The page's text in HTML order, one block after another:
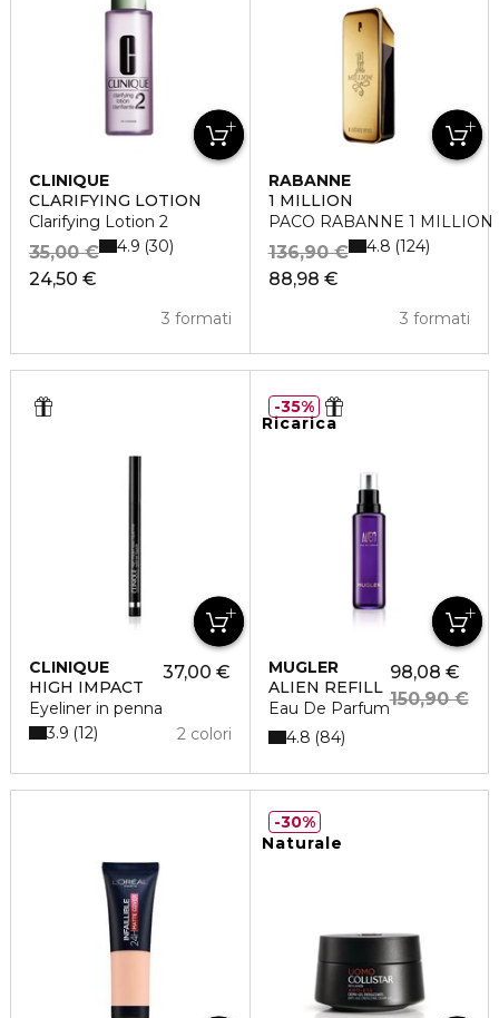
CLINIQUE
CLARIFYING LOTION
Clarifying Lotion 2
24,50 €
35,00 €
3 formati
4.9 30
RABANNE
1 MILLION
PACO RABANNE 1
88,98 €
136,90 €
3 formati
4.8 124
CLINIQUE
HIGH IMPACT
Eyeliner in penna
37,00 €
2 colori
3.9 12
Ricarica
MUGLER
ALIEN REFILL
Eau De Parfum
98,08 €
150,90 €
4.8 84
35%
Naturale
30%